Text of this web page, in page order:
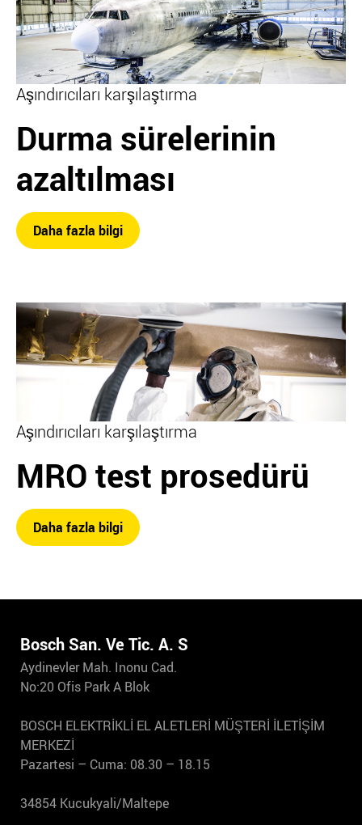
Aşındırıcıları karşılaştırma
Durma sürelerinin
azaltılması
Daha fazla bilgi
Aşındırıcıları karşılaştırma
MRO test prosedürü
Daha fazla bilgi
Bosch San. Ve Tic. A. S
Aydinevler Mah. Inonu Cad.
No:20 Ofis Park A Blok
BOSCH ELEKTRİKLİ EL ALETLERİ MÜŞTERİ İLETİŞİM
MERKEZİ
Pazartesi – Cuma: 08.30 – 18.15
34854 Kucukyali/Maltepe